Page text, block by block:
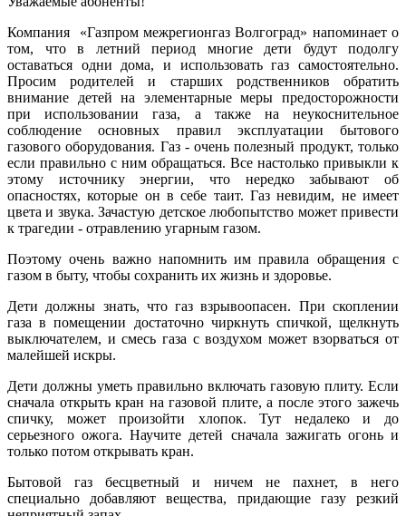
Компания «Газпром межрегионгаз Волгоград» напоминает о
том, что в летний период многие дети будут подолгу
оставаться одни дома, и использовать газ самостоятельно.
Просим родителей и старших родственников обратить
внимание детей на элементарные меры предосторожности
при использовании газа, а также на неукоснительное
соблюдение основных правил эксплуатации бытового
газового оборудования. Газ - очень полезный продукт, только
если правильно с ним обращаться. Все настолько привыкли к
этому источнику энергии, что нередко забывают об
опасностях, которые он в себе таит. Газ невидим, не имеет
цвета и звука. Зачастую детское любопытство может привести
к трагедии - отравлению угарным газом.
Поэтому очень важно напомнить им правила обращения с
газом в быту, чтобы сохранить их жизнь и здоровье.
Дети должны знать, что газ взрывоопасен. При скоплении
газа в помещении достаточно чиркнуть спичкой, щелкнуть
выключателем, и смесь газа с воздухом может взорваться от
малейшей искры.
Дети должны уметь правильно включать газовую плиту. Если
сначала открыть кран на газовой плите, а после этого зажечь
спичку, может произойти хлопок. Тут недалеко и до
серьезного ожога. Научите детей сначала зажигать огонь и
только потом открывать кран.
Бытовой газ бесцветный и ничем не пахнет, в него
специально добавляют вещества, придающие газу резкий